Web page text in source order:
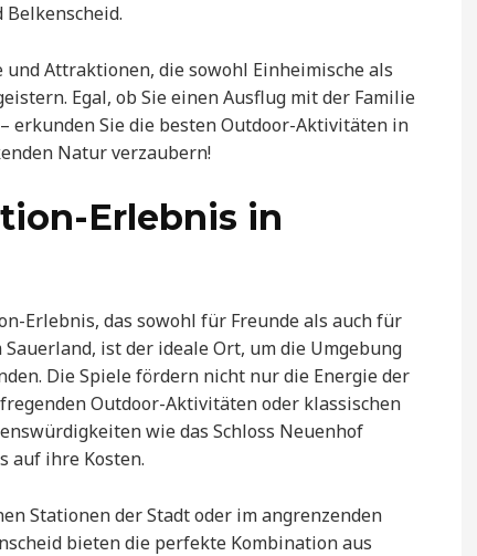
Attraktionen, die sowohl Einheimische als
Egal, ob Sie einen Ausflug mit der Familie
erkunden Sie die besten Outdoor-Aktivitäten in
Natur verzaubern!
Erlebnis in
Erlebnis, das sowohl für Freunde als auch für
ist der ideale Ort, um die Umgebung
Die Spiele fördern nicht nur die Energie der
Outdoor-Aktivitäten oder klassischen
wie das Schloss Neuenhof
auf ihre Kosten.
Stationen der Stadt oder im angrenzenden
bieten die perfekte Kombination aus